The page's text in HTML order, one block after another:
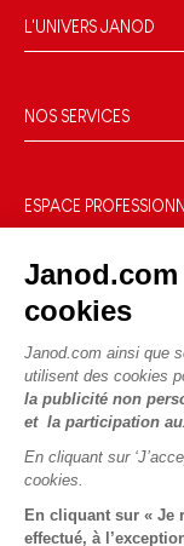
cookies
Janod.com ainsi que
utilisent des cookies
la publicité non
et la participation
En cliquant sur
cookies.
En cliquant sur « Je
effectué, à
FAQ
Contact
Rappel Produits
Données
Gestion des cookies
Conditions du
L'UNIVERS JANOD
Le design
Blog Conseils
Le FSC®, c'est quoi ?
Sélection de jouets
Fiche
NOS SERVICES
Paiement
Livraison
Règles du jeu &
Nos guides d'achat
ESPACE
Espace recrutement
NOUS SUIVRE